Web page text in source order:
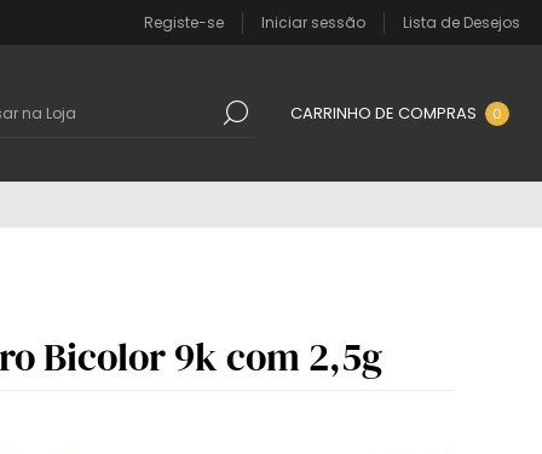
Registe-se Iniciar sessão Lista de Desejos
CARRINHO DE COMPRAS 0
Bicolor 9k com 2,5g